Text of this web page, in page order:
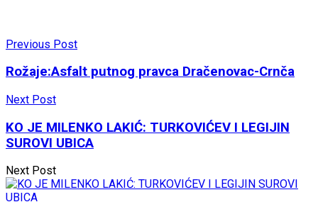
Previous Post
Rožaje:Asfalt putnog pravca Dračenovac-Crnča
Next Post
KO JE MILENKO LAKIĆ: TURKOVIĆEV I LEGIJIN
SUROVI UBICA
Next Post